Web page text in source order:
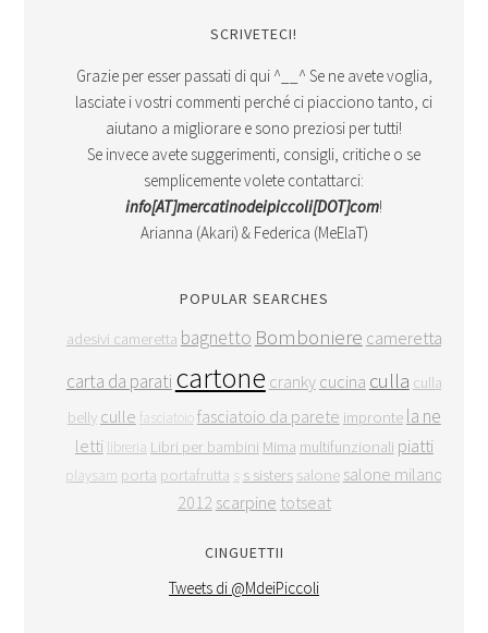
SCRIVETECI!
Grazie per esser passati di qui ^__^ Se ne avete voglia,
lasciate i vostri commenti perché ci piacciono tanto, ci
aiutano a migliorare e sono preziosi per tutti!
Se invece avete suggerimenti, consigli, critiche o se
semplicemente volete contattarci:
info[AT]mercatinodeipiccoli[DOT]com!
Arianna (Akari) & Federica (MeElaT)
POPULAR SEARCHES
adesivi cameretta bagnetto Bomboniere cameretta
carta da parati cartone cranky cucina culla culla
belly culle fasciatoiofasciatoio da parete impronte la ne
letti libreria Libri per bambini Mima multifunzionali piatti
playsam porta portafrutta s s sisters salone salone milano
2012 scarpine totseat
CINGUETTII
Tweets di @MdeiPiccoli